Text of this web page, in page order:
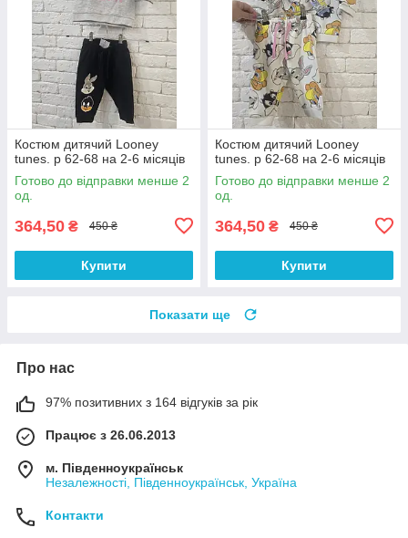
Костюм дитячий Looney
tunes. р 62-68 на 2-6 місяців
Готово до відправки менше 2
од.
364,50 ₴ 450 ₴
Купити
Костюм дитячий Looney
tunes. р 62-68 на 2-6 місяців
Готово до відправки менше 2
од.
364,50 ₴ 450 ₴
Купити
Показати ще
Про нас
97% позитивних з 164 відгуків за рік
Працює з 26.06.2013
м. Південноукраїнськ
Незалежності, Південноукраїнськ, Україна
Контакти